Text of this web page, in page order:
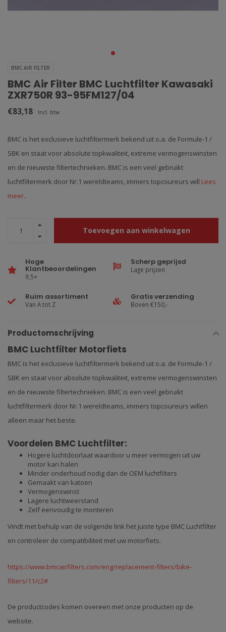
BMC AIR FILTER
BMC Air Filter BMC Luchtfilter Kawasaki
ZXR750R 93-95FM127/04
€83,18 Incl. btw
BMC is het exclusieve luchtfiltermerk bekend uit o.a. de Formule-1 /
SBK en staat voor absolute topkwaliteit, extreme vermogenswinsten
en de nieuwste filtertechnieken. BMC is een veel gebruikt
luchtfiltermerk door Nr.1 wereldteams, immers topcoureurs will Lees
meer..
Toevoegen aan winkelwagen
Hoge
Klantbeoordelingen
9,5+
Scherp geprijsd
Lage prijzen
Ruim assortiment
Van A tot Z
Gratis verzending
Boven €150,-
Productomschrijving
BMC Luchtfilter Motorfiets
BMC is het exclusieve luchtfiltermerk bekend uit o.a. de Formule-1 /
SBK en staat voor absolute topkwaliteit, extreme vermogenswinsten
en de nieuwste filtertechnieken. BMC is een veel gebruikt
luchtfiltermerk door Nr.1 wereldteams, immers topcoureurs willen
alleen maar het beste.
Voordelen BMC Luchtfilter:
Hogere luchtdoorlaat waardoor u meer vermogen uit uw
motor kan halen
Minder onderhoud nodig dan de OEM luchtfilters
Gemaakt van katoen
Vermogenswinst
Lagere luchtweerstand
Zelf eenvoudig te monteren
Vindt met behulp van de volgende link het juiste type BMC Luchtfilter
en controleer de compatibiliteit met uw motorfiets.
https://www.bmcairfilters.com/eng/replacement-filters/bike-
filters/11/c2#
De productcodes komen overeen met onze producten op de
website.